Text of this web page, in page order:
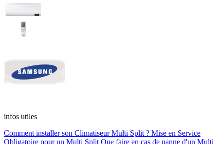
infos utiles
Comment installer son Climatiseur Multi Split ? Mise en Service
Obligatoire pour un Multi Split Que faire en cas de panne d'un Multi